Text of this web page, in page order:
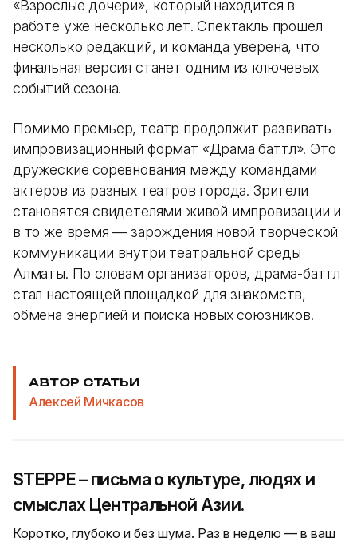
«Взрослые дочери», который находится в
работе уже несколько лет. Спектакль прошел
несколько редакций, и команда уверена, что
финальная версия станет одним из ключевых
событий сезона.
Помимо премьер, театр продолжит развивать
импровизационный формат «Драма баттл». Это
дружеские соревнования между командами
актеров из разных театров города. Зрители
становятся свидетелями живой импровизации и
в то же время — зарождения новой творческой
коммуникации внутри театральной среды
Алматы. По словам организаторов, драма-баттл
стал настоящей площадкой для знакомств,
обмена энергией и поиска новых союзников.
АВТОР СТАТЬИ
Алексей Мичкасов
STEPPE – письма о культуре, людях и
смыслах Центральной Азии.
Коротко, глубоко и без шума. Раз в неделю — в ваш